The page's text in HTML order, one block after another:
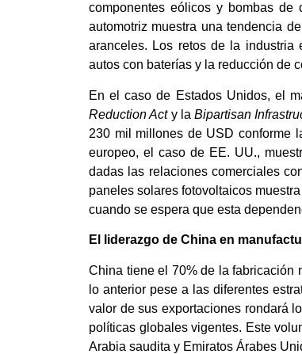
componentes eólicos y bombas
automotriz muestra una tendencia
aranceles. Los retos de la industria
autos con baterías y la reducción de
En el caso de Estados Unidos, el
Reduction Acty laBipartisan
230 mil millones de USD conforme
europeo, el caso de EE. UU.,
dadas las relaciones comerciales
paneles solares fotovoltaicos
cuando se espera que esta
El liderazgo de China en
China tiene el 70% de la fabricación
lo anterior pese a las diferentes
valor de sus exportaciones rondará
políticas globales vigentes. Este
Arabia saudita y Emiratos Árabes